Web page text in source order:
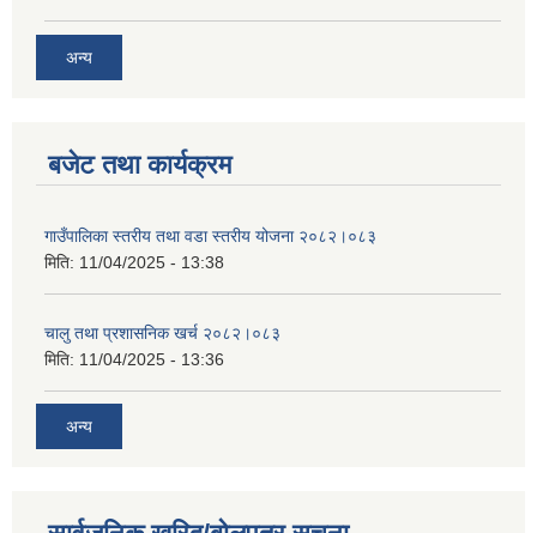
अन्य
बजेट तथा कार्यक्रम
गाउँपालिका स्तरीय तथा वडा स्तरीय योजना २०८२।०८३
मिति: 11/04/2025 - 13:38
चालु तथा प्रशासनिक खर्च २०८२।०८३
मिति: 11/04/2025 - 13:36
अन्य